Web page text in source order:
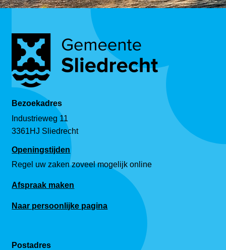
Bezoekadres
Industrieweg 11
3361HJ Sliedrecht
Openingstijden
Regel uw zaken zoveel mogelijk online
Afspraak maken
Naar persoonlijke pagina
Postadres